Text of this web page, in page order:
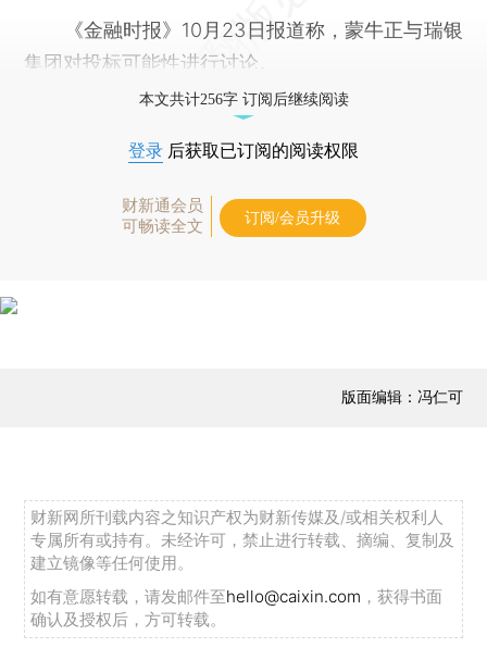
《金融时报》10月23日报道称，蒙牛正与瑞银
集团对投标可能性进行讨论。
本文共计256字 订阅后继续阅读
登录 后获取已订阅的阅读权限
财新通会员
可畅读全文
订阅/会员升级
版面编辑：冯仁可
财新网所刊载内容之知识产权为财新传媒及/或相关权利人
专属所有或持有。未经许可，禁止进行转载、摘编、复制及
建立镜像等任何使用。
如有意愿转载，请发邮件至hello@caixin.com ，获得书面
确认及授权后，方可转载。